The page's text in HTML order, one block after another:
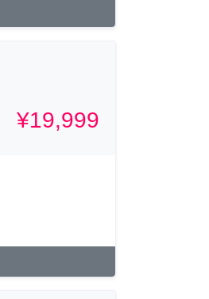
¥19,999